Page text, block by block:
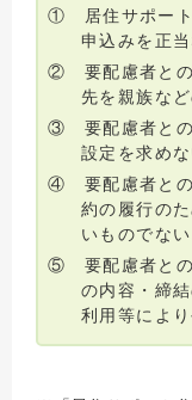
① 居住サポート
申込みを正
② 要配慮者との
先を親族な
③ 要配慮者との
設定を求めな
④ 要配慮者との
約の履行の
いものでない
⑤ 要配慮者との
の内容・締
利用等によ